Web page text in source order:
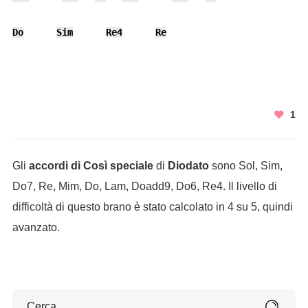
Do Sim Re4 Re
1
Gli accordi di Così specialedi Diodatosono Sol, Sim,
Do7, Re, Mim, Do, Lam, Doadd9, Do6, Re4. Il livello di
difficoltà di questo brano è stato calcolato in 4 su 5, quindi
avanzato.